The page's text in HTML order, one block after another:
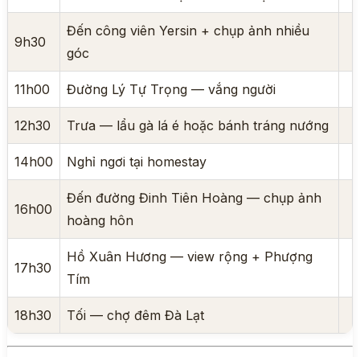
9h30
Đến công viên Yersin + chụp ảnh nhiều
góc
11h00 Đường Lý Tự Trọng — vắng người
12h30 Trưa — lẩu gà lá é hoặc bánh tráng nướng
14h00 Nghỉ ngơi tại homestay
16h00
Đến đường Đinh Tiên Hoàng — chụp ảnh
hoàng hôn
17h30
Hồ Xuân Hương — view rộng + Phượng
Tím
18h30 Tối — chợ đêm Đà Lạt